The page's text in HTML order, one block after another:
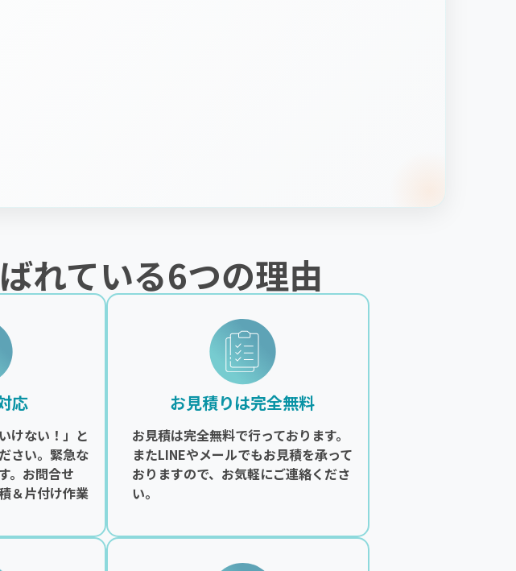
れている6つの理由
応
けない！」と
さい。緊急な
。お問合せ
＆片付け作業
お見積りは完全無料
お見積は完全無料で行っております。
またLINEやメールでもお見積を承って
おりますので、お気軽にご連絡くださ
い。